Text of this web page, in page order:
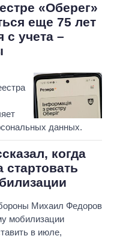
«Оберег»
еще 75 лет
с учета –
данных.
когда
Михаил Федоров
мобилизации
в июле,